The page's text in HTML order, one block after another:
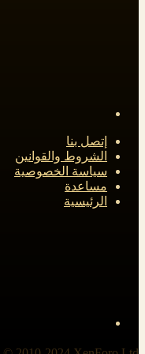
إتصل بنا
الشروط والقوانين
سياسة الخصوصية
مساعدة
الرئيسية